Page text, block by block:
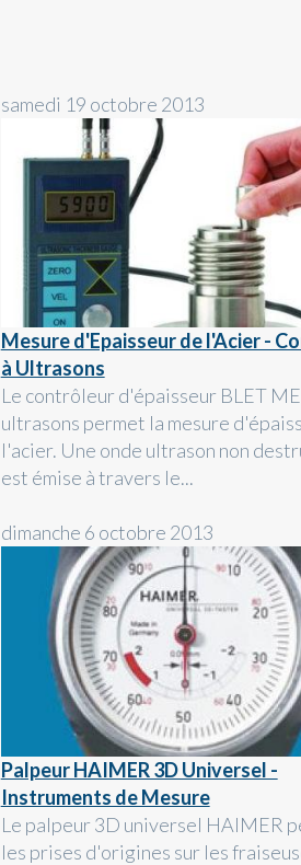
samedi 19 octobre 2013
Mesure d'Epaisseur de l'Acier -
à Ultrasons
Le contrôleur d'épaisseur BLET
ultrasons permet la mesure
l'acier. Une onde ultrason non
est émise à travers le...
dimanche 6 octobre 2013
Palpeur HAIMER 3D Universel -
Instruments de Mesure
Le palpeur 3D universel HAIMER
les prises d'origines sur les